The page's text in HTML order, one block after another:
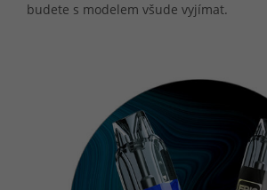
budete s modelem všude vyjímat.